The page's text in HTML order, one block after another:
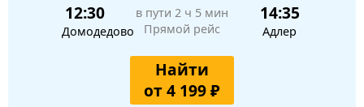
12:30
Домодедово
в пути 2 ч 5 мин
Прямой рейс
14:35
Адлер
Найти
от 4 199 ₽